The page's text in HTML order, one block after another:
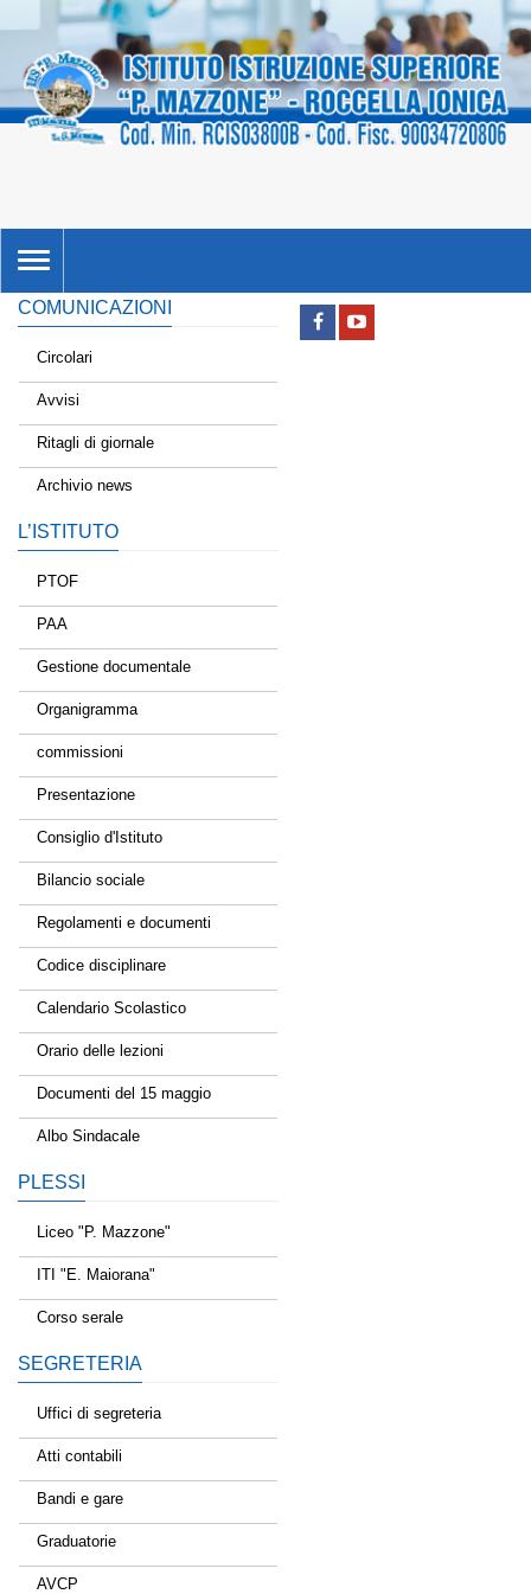
TOGGLE
NAVIGATION
COMUNICAZIONI
Circolari
Avvisi
Ritagli di giornale
Archivio news
L’ISTITUTO
PTOF
PAA
Gestione documentale
Organigramma
commissioni
Presentazione
Consiglio d'Istituto
Bilancio sociale
Regolamenti e documenti
Codice disciplinare
Calendario Scolastico
Orario delle lezioni
Documenti del 15 maggio
Albo Sindacale
PLESSI
Liceo "P. Mazzone"
ITI "E. Maiorana"
Corso serale
SEGRETERIA
Uffici di segreteria
Atti contabili
Bandi e gare
Graduatorie
AVCP